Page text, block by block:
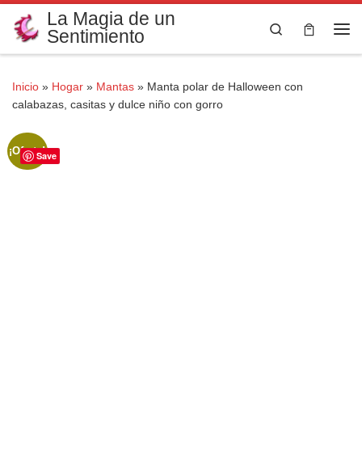
Saltar al contenido
La Magia de un
Sentimiento
Search
Inicio » Hogar » Mantas » Manta polar de Halloween con
calabazas, casitas y dulce niño con gorro
¡Oferta!Save